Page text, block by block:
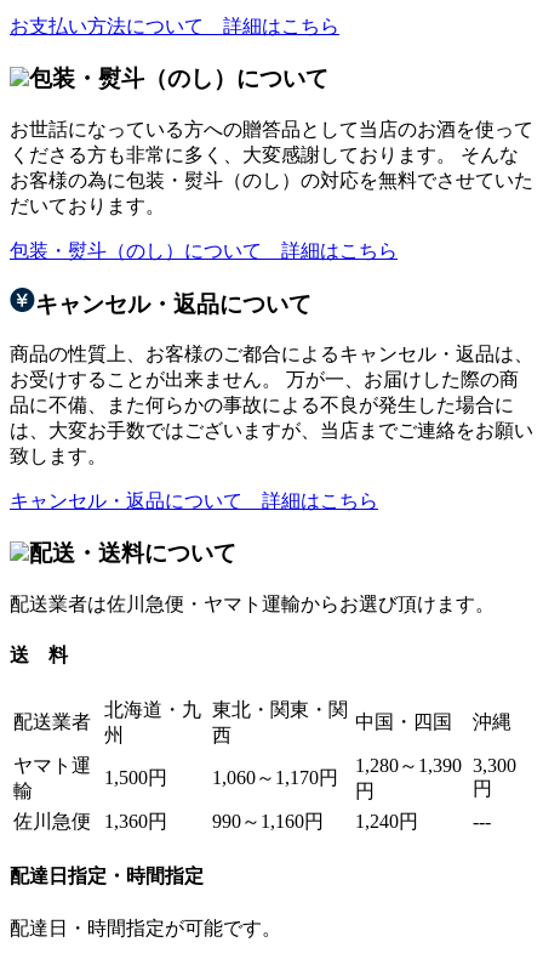
お支払い方法について 詳細はこちら
包装・熨斗（のし）について
お世話になっている方への贈答品として当店のお酒を使って
くださる方も非常に多く、大変感謝しております。 そんな
お客様の為に包装・熨斗（のし）の対応を無料でさせていた
だいております。
包装・熨斗（のし）について 詳細はこちら
キャンセル・返品について
商品の性質上、お客様のご都合によるキャンセル・返品は、
お受けすることが出来ません。 万が一、お届けした際の商
品に不備、また何らかの事故による不良が発生した場合に
は、大変お手数ではございますが、当店までご連絡をお願い
致します。
キャンセル・返品について 詳細はこちら
配送・送料について
配送業者は佐川急便・ヤマト運輸からお選び頂けます。
送 料
配送業者
北海道・九
州
東北・関東・関
西
中国・四国 沖縄
ヤマト運
輸
1,500円 1,060～1,170円
1,280～1,390
円
3,300
円
佐川急便
1,360円 990～1,160円 1,240円 ---
配達日指定・時間指定
配達日・時間指定が可能です。